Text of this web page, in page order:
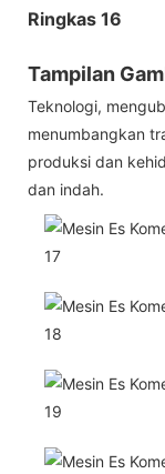
Tampilan
Teknologi,
menumbangkan
produksi dan
dan indah.